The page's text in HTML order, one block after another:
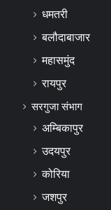
धमतरी
बलौदाबाजार
महासमुंद
रायपुर
सरगुजा संभाग
अम्बिकापुर
उदयपुर
कोरिया
जशपुर